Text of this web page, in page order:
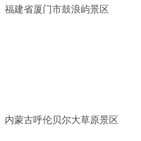
福建省厦门市鼓浪屿景区
内蒙古呼伦贝尔大草原景区